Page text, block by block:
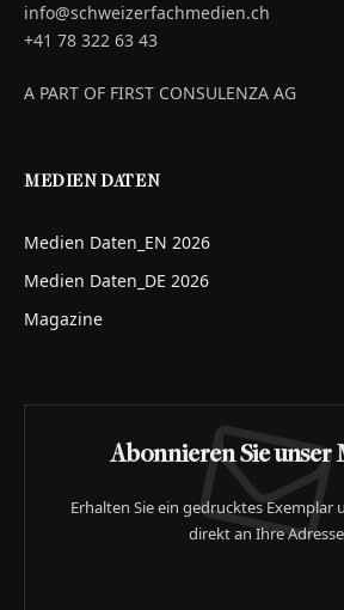
info@schweizerfachmedien.ch
+41 78 322 63 43
A PART OF FIRST CONSULENZA AG
MEDIEN DATEN
Medien Daten_EN 2026
Medien Daten_DE 2026
Magazine
Abonnieren Sie unser
Erhalten Sie ein gedrucktes Exemplar
direkt an Ihre